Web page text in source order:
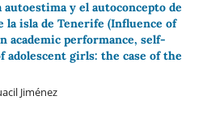
y el autoconcepto de
la isla de Tenerife (Influence of
academic performance, self-
adolescent girls: the case of the
Jiménez